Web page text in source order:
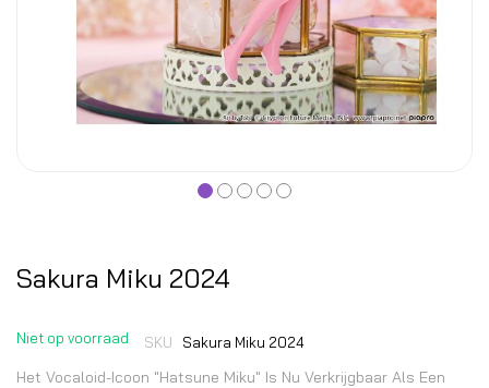
Sakura Miku 2024
Niet op voorraad SKU Sakura Miku 2024
Het Vocaloid-Icoon "Hatsune Miku" Is Nu Verkrijgbaar Als Een